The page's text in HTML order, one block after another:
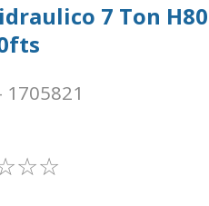
7 Ton
1705821